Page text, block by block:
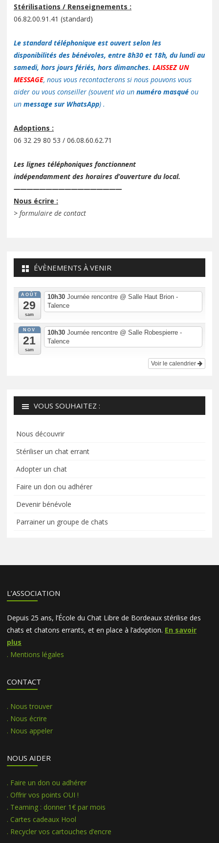
Stérilisations / Renseignements :
06.82.00.91.41 (standard)
Le standard téléphonique est ouvert selon les
disponibilités des bénévoles, entre 8h30 et 18h, du lundi au
samedi, hors jours fériés, hors dimanches. LAISSEZ UN
MESSAGE, nous vous recontacterons si nous pouvons vous
aider ou vous conseiller (souvent via un numéro masqué ou
un message sur WhatsApp) .
Adoptions :
06 32 29 80 53 / 06.08.60.62.71
Les lignes téléphoniques fonctionnent
indépendamment des horaires d’ouverture du local.
—————————————————
Nous écrire :
> formulaire de contact
ÉVÈNEMENTS À VENIR
AOÛT
29
sam
10h30 Journée rencontre @ Salle Haut Brion -
Talence
NOV
21
sam
10h30 Journée rencontre @ Salle Robespierre -
Talence
Voir le calendrier
VOUS SOUHAITEZ :
Nous découvrir
Stériliser un chat errant
Adopter un chat
Faire un don ou adhérer
Devenir bénévole
Parrainer un groupe de chats
L’ASSOCIATION
Depuis 25 ans, l’École du Chat Libre de Bordeaux stérilise des
chats et chatons errants, et en place à l’adoption. En savoir
plus
. Mentions légales
CONTACT
. Nous trouver
. Nous écrire
. Nous appeler
NOUS AIDER
. Faire un don ou adhérer
. Offrir vos points OUI !
. Teaming : donner 1€ par mois
. Cartes cadeaux Hool
. Recycler vos cartouches d’encre